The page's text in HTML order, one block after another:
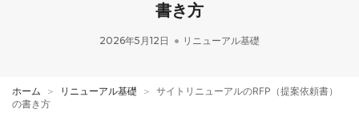
書き方
2026年5月12日 リニューアル基礎
ホーム ＞ リニューアル基礎 ＞ サイトリニューアルのRFP（提案依頼書）
の書き方